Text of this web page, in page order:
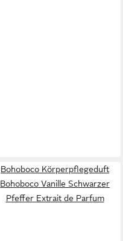
Bohoboco Körperpflegeduft
Bohoboco Vanille Schwarzer
Pfeffer Extrait de Parfum